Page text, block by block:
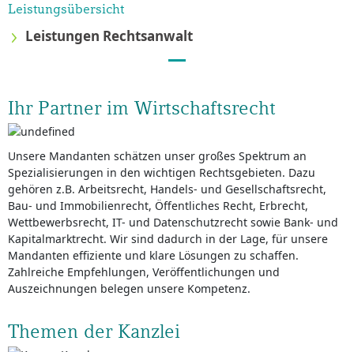
Leistungsübersicht
Leistungen Rechtsanwalt
Ihr Partner im Wirtschaftsrecht
Unsere Mandanten schätzen unser großes Spektrum an
Spezialisierungen in den wichtigen Rechtsgebieten. Dazu
gehören z.B. Arbeitsrecht, Handels- und Gesellschaftsrecht,
Bau- und Immobilienrecht, Öffentliches Recht, Erbrecht,
Wettbewerbsrecht, IT- und Datenschutzrecht sowie Bank- und
Kapitalmarktrecht. Wir sind dadurch in der Lage, für unsere
Mandanten effiziente und klare Lösungen zu schaffen.
Zahlreiche Empfehlungen, Veröffentlichungen und
Auszeichnungen belegen unsere Kompetenz.
Themen der Kanzlei